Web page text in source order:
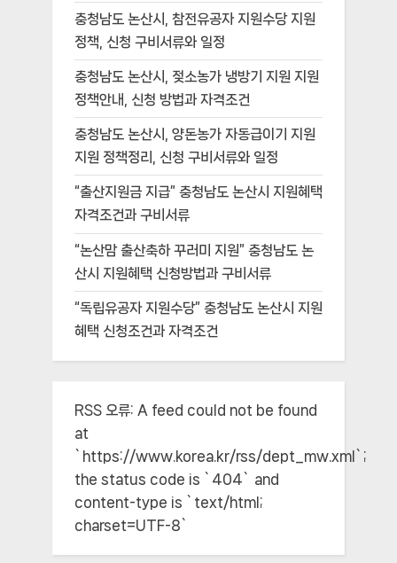
충청남도 논산시, 참전유공자 지원수당 지원
정책, 신청 구비서류와 일정
충청남도 논산시, 젖소농가 냉방기 지원 지원
정책안내, 신청 방법과 자격조건
충청남도 논산시, 양돈농가 자동급이기 지원
지원 정책정리, 신청 구비서류와 일정
“출산지원금 지급” 충청남도 논산시 지원혜택
자격조건과 구비서류
“논산맘 출산축하 꾸러미 지원” 충청남도 논
산시 지원혜택 신청방법과 구비서류
“독립유공자 지원수당” 충청남도 논산시 지원
혜택 신청조건과 자격조건
RSS 오류: A feed could not be found
at
`https://www.korea.kr/rss/dept_mw.xml`;
the status code is `404` and
content-type is `text/html;
charset=UTF-8`